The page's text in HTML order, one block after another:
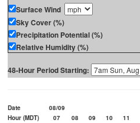
Surface Wind
Sky Cover (%)
Precipitation Potential (%)
Relative Humidity (%)
48-Hour Period Starting:
Date 08/09
Hour (MDT)
07 08 09 10 11